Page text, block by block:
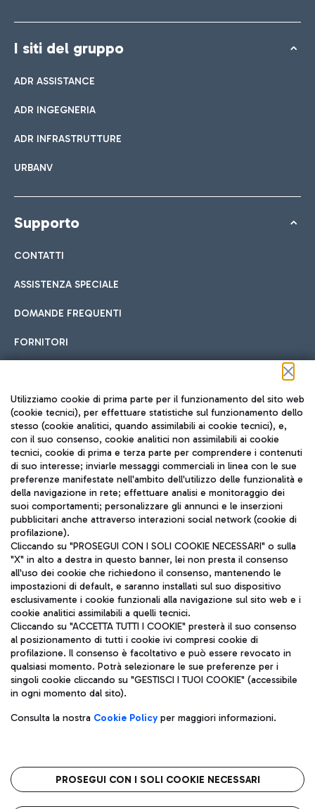
I siti del gruppo
ADR ASSISTANCE
ADR INGEGNERIA
ADR INFRASTRUTTURE
URBANV
Supporto
CONTATTI
ASSISTENZA SPECIALE
DOMANDE FREQUENTI
FORNITORI
Seguici sui social
TRAVEL JOURNAL
ITA
Aeroporti di Roma S.p.A. - Società soggetta a direzione e
coordinamento di Mundys S.p.A.
Codice fiscale e Registro delle Imprese di Roma 13032990155 P.
IVA 06572251004
Capitale sociale 62.224.743,00 int. vers.
Sede legale: Via Pier Paolo Racchetti 1 - 00054 Fiumicino (RM)
telefono +39 06 65951
Privacy policy
Note legali
Roma FCO
L'aeroporto stellato
Utilizziamo cookie di prima parte per il funzionamento del sito web
(cookie tecnici), per effettuare statistiche sul funzionamento dello
stesso (cookie analitici, quando assimilabili ai cookie tecnici), e,
con il suo consenso, cookie analitici non assimilabili ai cookie
tecnici, cookie di prima e terza parte per comprendere i contenuti
di suo interesse; inviarle messaggi commerciali in linea con le sue
preferenze manifestate nell'ambito dell'utilizzo delle funzionalità e
della navigazione in rete; effettuare analisi e monitoraggio dei
suoi comportamenti; personalizzare gli annunci e le inserzioni
pubblicitari anche attraverso interazioni social network (cookie di
profilazione).
Cliccando su "PROSEGUI CON I SOLI COOKIE NECESSARI" o sulla
"X" in alto a destra in questo banner, lei non presta il consenso
all'uso dei cookie che richiedono il consenso, mantenendo le
impostazioni di default, e saranno installati sul suo dispositivo
esclusivamente i cookie funzionali alla navigazione sul sito web e i
cookie analitici assimilabili a quelli tecnici.
Cliccando su "ACCETTA TUTTI I COOKIE" presterà il suo consenso
al posizionamento di tutti i cookie ivi compresi cookie di
profilazione. Il consenso è facoltativo e può essere revocato in
qualsiasi momento. Potrà selezionare le sue preferenze per i
singoli cookie cliccando su "GESTISCI I TUOI COOKIE" (accessibile
in ogni momento dal sito).
Consulta la nostra Cookie Policyper maggiori informazioni.
PROSEGUI CON I SOLI COOKIE NECESSARI